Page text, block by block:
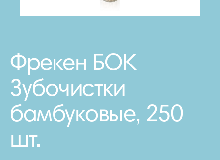
Фрекен БОК
Зубочистки
бамбуковые, 250
шт.